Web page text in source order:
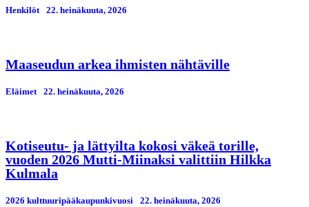
Henkilöt 22. heinäkuuta, 2026
Maaseudun arkea ihmisten nähtäville
Eläimet 22. heinäkuuta, 2026
Kotiseutu- ja lättyilta kokosi väkeä torille,
vuoden 2026 Mutti-Miinaksi valittiin Hilkka
Kulmala
2026 kulttuuripääkaupunkivuosi 22. heinäkuuta, 2026